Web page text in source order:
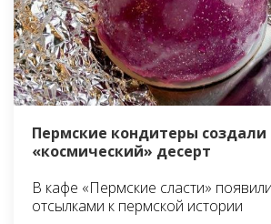
Пермские кондитеры создали
«космический» десерт
В кафе «Пермские сласти»
отсылками к пермской истории